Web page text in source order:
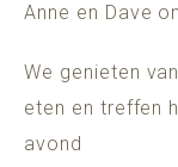
Anne en Dave
We genieten
eten en treffen
avond